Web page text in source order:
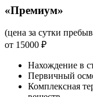
«Премиум»
(цена за сутки
от 15000 ₽
Нахождение в
Первичный
Комплексная